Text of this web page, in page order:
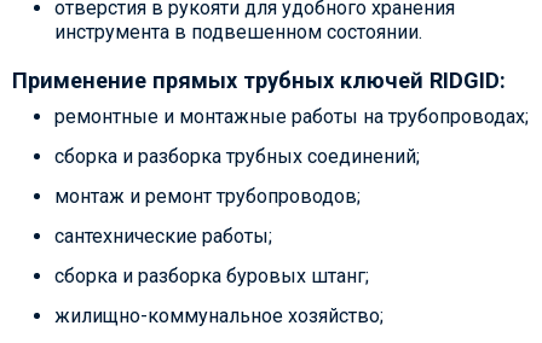
отверстия в рукояти для удобного хранения
инструмента в подвешенном состоянии.
Применение прямых трубных ключей RIDGID:
ремонтные и монтажные работы на трубопроводах;
сборка и разборка трубных соединений;
монтаж и ремонт трубопроводов;
сантехнические работы;
сборка и разборка буровых штанг;
жилищно-коммунальное хозяйство;